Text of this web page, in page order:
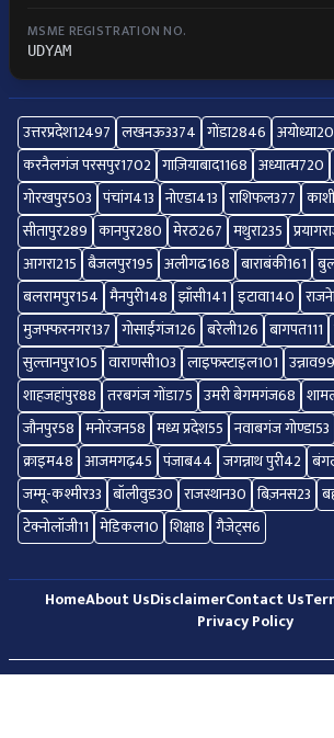
MSME REGISTRATION NO.
UDYAM
उत्तरप्रदेश12497 लखनऊ3374 गोंडा2846 अयोध्या
करनैलगंज परसपुर1702 गाज़ियाबाद1168 अध्यात्म720
गोरखपुर503 पंचांग413 नोएडा413 राशिफल377
सीतापुर289 कानपुर280 मेरठ267 मथुरा235
आगरा215 बैजलपुर195 अलीगढ168 बाराबंकी161
बलरामपुर154 मैनपुरी148 झाँसी141 इटावा140
मुजफ्फरनगर137 गोसाईंगंज126 बरेली126 बागपत111
सुल्तानपुर105 वाराणसी103 लाइफस्टाइल101 उन्नाव99
शाहजहांपुर88 तरबगंज गोंडा75 उमरी बेगमगंज68
जौनपुर58 मनोरंजन58 मध्य प्रदेश55 नवाबगंज गोण्डा53
क्राइम48 आजमगढ़45 पंजाब44 जगन्नाथ पुरी42
जम्मू-कश्मीर33 बॉलीवुड30 राजस्थान30 बिज़नस23
टेक्नोलॉजी11 मेडिकल10 शिक्षा8 गैजेट्स6
HomeAbout UsDisclaimerContact Us
Privacy Policy